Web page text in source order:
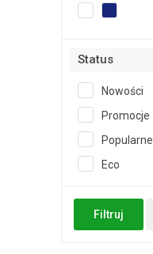
Status
Nowości
Promocje
Popularne
Eco
Filtruj